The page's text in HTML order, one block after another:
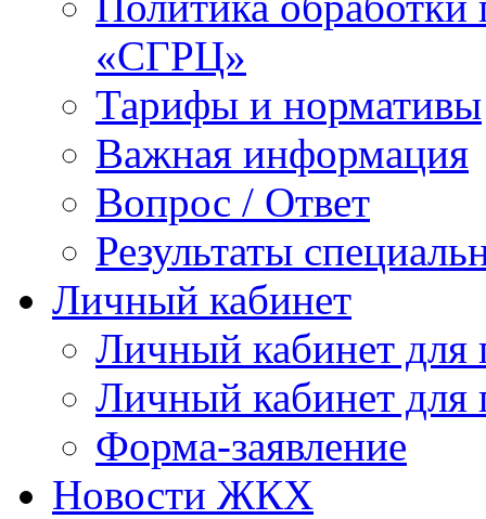
«СГРЦ»
Тарифы и нормативы
Важная информация
Вопрос / Ответ
Результаты
Личный кабинет
Личный кабинет
Личный кабинет
Форма-заявление
Новости ЖКХ